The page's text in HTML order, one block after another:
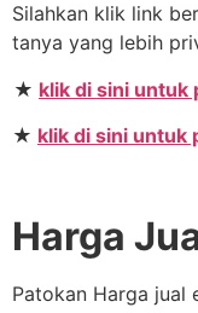
Silahkan klik link
tanya yang lebih
★ klik di sini untuk
★ klik di sini untuk
Harga
Patokan Harga jual